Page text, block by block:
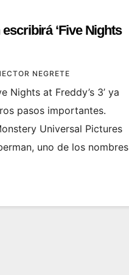
‘Five Nights
NEGRETE
Nights at Freddy’s 3’ ya
pasos importantes.
Universal Pictures
uno de los nombres